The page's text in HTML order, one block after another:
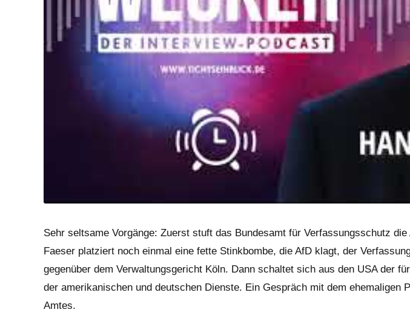
Sehr seltsame Vorgänge: Zuerst stuft das Bundesamt für Verfassungsschutz
Faeser platziert noch einmal eine fette Stinkbombe, die AfD klagt, der
gegenüber dem Verwaltungsgericht Köln. Dann schaltet sich aus den USA der
der amerikanischen und deutschen Dienste. Ein Gespräch mit dem
Amtes.